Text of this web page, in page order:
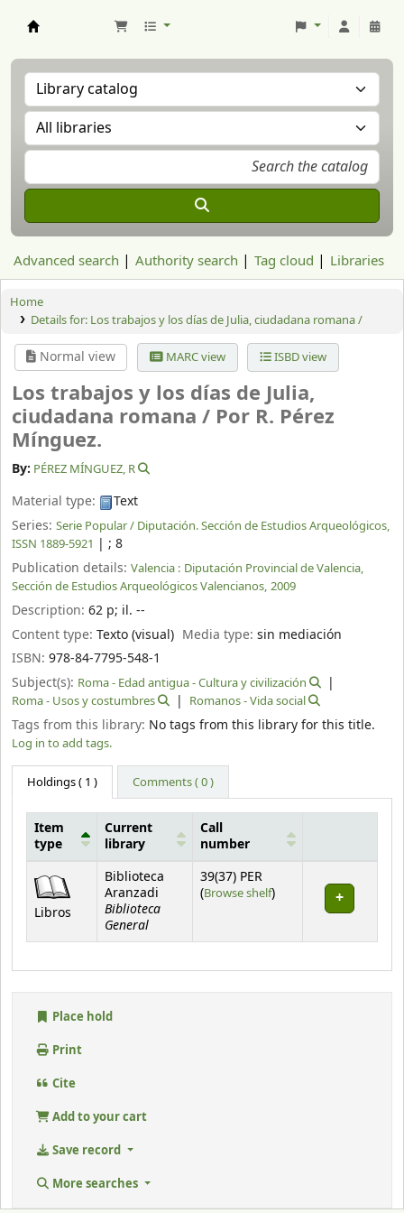
Advanced search Authority search Tag cloud Libraries
Home
Details for: Los trabajos y los días de Julia, ciudadana romana /
Normal view MARC view ISBD view
Los trabajos y los días de Julia,
ciudadana romana / Por R. Pérez
Mínguez.
By: PÉREZ MÍNGUEZ, R
Material type:
Text
Series: Serie Popular / Diputación. Sección de Estudios Arqueológicos,
ISSN 1889-5921 | ; 8
Publication details: Valencia : Diputación Provincial de Valencia,
Sección de Estudios Arqueológicos Valencianos, 2009
Description: 62 p; il. --
Content type: Texto (visual) Media type:sin mediación
ISBN: 978-84-7795-548-1
Subject(s): Roma - Edad antigua - Cultura y civilización
Roma - Usos y costumbres
Romanos - Vida social
Tags from this library: No tags from this library for this title.
Log in to add tags.
Holdings( 1 ) Comments ( 0 )
Item
type
Current
library
Call
number
Libros
Biblioteca
Aranzadi
Biblioteca
General
39(37) PER
(Browse shelf(Opens below)
)
Place hold
Print
Cite
Add to your cart
Save record
More searches